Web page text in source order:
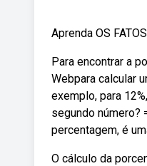
Aprenda OS
Para encontrar a
Webpara calcular
exemplo, para
segundo número?
percentagem, é
O cálculo da